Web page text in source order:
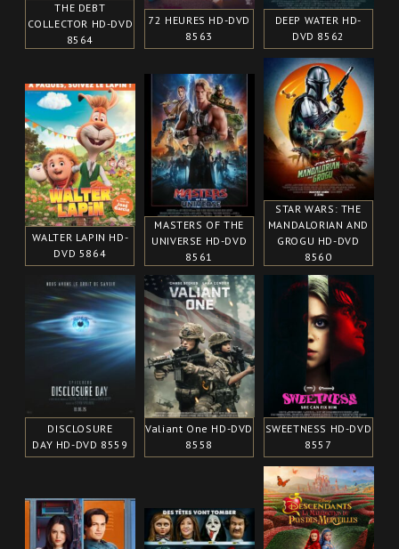
THE DEBT
COLLECTOR HD-DVD
8564
72 HEURES HD-DVD
8563
DEEP WATER HD-
DVD 8562
WALTER LAPIN HD-
DVD 5864
MASTERS OF THE
UNIVERSE HD-DVD
8561
STAR WARS: THE
MANDALORIAN AND
GROGU HD-DVD
8560
DISCLOSURE
DAY HD-DVD 8559
Valiant One HD-DVD
8558
SWEETNESS HD-DVD
8557